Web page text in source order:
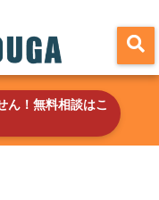
ん！無料相談はこ